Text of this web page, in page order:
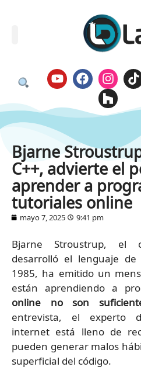
Bjarne
C++, advierte el
aprender a
tutoriales online
mayo 7, 2025 9:41 pm
Bjarne Stroustrup, el
desarrolló el lenguaje de
1985, ha emitido un
están aprendiendo a
online no son
entrevista, el experto
internet está lleno de
pueden generar malos
superficial del código.